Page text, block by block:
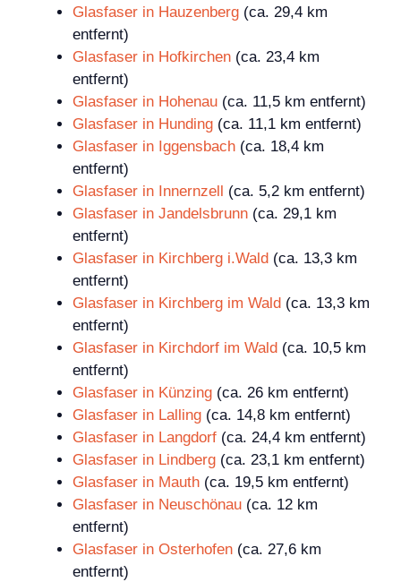
Glasfaser in Hauzenberg (ca. 29,4 km
entfernt)
Glasfaser in Hofkirchen (ca. 23,4 km
entfernt)
Glasfaser in Hohenau (ca. 11,5 km entfernt)
Glasfaser in Hunding (ca. 11,1 km entfernt)
Glasfaser in Iggensbach (ca. 18,4 km
entfernt)
Glasfaser in Innernzell
(ca. 5,2 km entfernt)
Glasfaser in Jandelsbrunn (ca. 29,1 km
entfernt)
Glasfaser in Kirchberg i.Wald (ca. 13,3 km
entfernt)
Glasfaser in Kirchberg im Wald (ca. 13,3 km
entfernt)
Glasfaser in Kirchdorf im Wald (ca. 10,5 km
entfernt)
Glasfaser in Künzing (ca. 26 km entfernt)
Glasfaser in Lalling (ca. 14,8 km entfernt)
Glasfaser in Langdorf (ca. 24,4 km entfernt)
Glasfaser in Lindberg (ca. 23,1 km entfernt)
Glasfaser in Mauth (ca. 19,5 km entfernt)
Glasfaser in Neuschönau (ca. 12 km
entfernt)
Glasfaser in Osterhofen (ca. 27,6 km
entfernt)